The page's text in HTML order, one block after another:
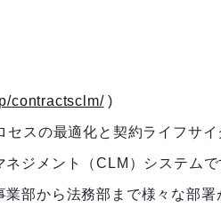
contractsclm/)
セスの最適化と契約ライフサ
ジメント（CLM）システム
部から法務部まで様々な部